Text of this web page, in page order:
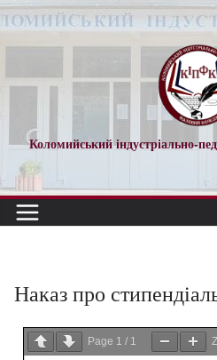
Коломийський індустріально-
Наказ про
Page 1 / 1